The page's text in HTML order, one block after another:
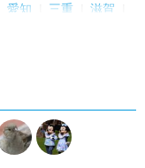
愛知 三重
滋賀